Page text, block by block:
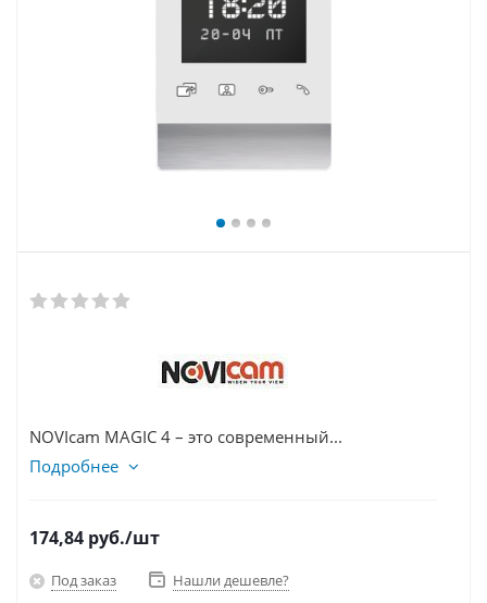
NOVIcam MAGIC 4 – это современный...
Подробнее
174,84 руб./шт
Под заказ Нашли дешевле?